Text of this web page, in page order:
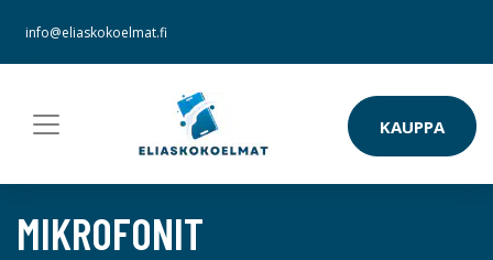
info@eliaskokoelmat.fi
KAUPPA
MIKROFONIT